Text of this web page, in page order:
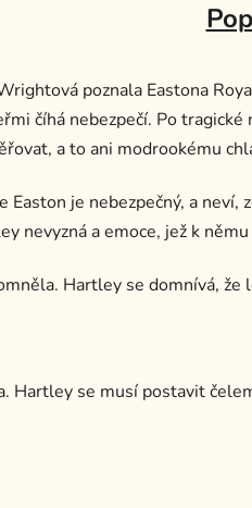
poznala Eastona
číhá nebezpečí. Po
a to ani modrookému
Easton je nebezpečný, a
nevyzná a emoce, jež k
Hartley se domnívá, že
Hartley se musí postavit